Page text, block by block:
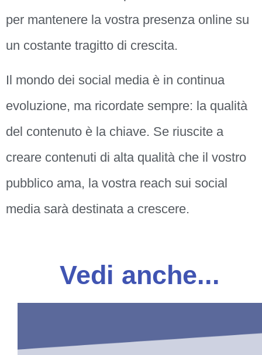
per mantenere la vostra presenza online su
un costante tragitto di crescita.
Il mondo dei social media è in continua
evoluzione, ma ricordate sempre: la qualità
del contenuto è la chiave. Se riuscite a
creare contenuti di alta qualità che il vostro
pubblico ama, la vostra reach sui social
media sarà destinata a crescere.
Vedi anche...